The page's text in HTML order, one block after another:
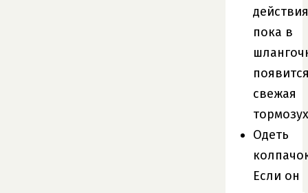
действия
пока в
свежая
Одеть
Если он